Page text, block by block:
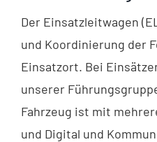
Der Einsatzleitwagen
und Koordinierung der
Einsatzort. Bei
unserer
Fahrzeug ist mit
und Digital und